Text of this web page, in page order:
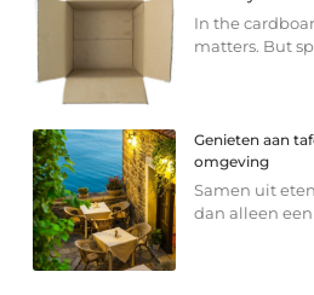
In the
matters. But
Genieten aan
omgeving
Samen uit
dan alleen